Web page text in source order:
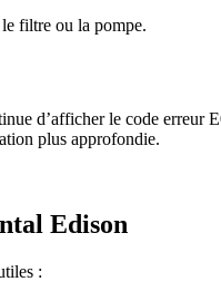
filtre ou la pompe.
d’afficher le code erreur
plus approfondie.
Edison
: